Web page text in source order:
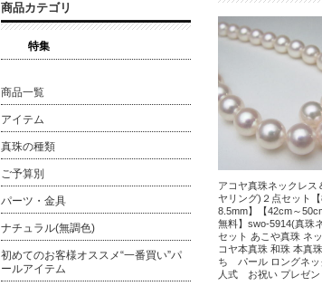
アコヤ真珠ネックレス
ヤリング)２点セット
8.5mm】【42cm～
無料】swo-5914(真珠
セット あこや真珠 ネ
コヤ本真珠 和珠 本真
ち パール ロングネッ
人式 お祝い プレゼン
商品カテゴリ
特集
商品一覧
アイテム
真珠の種類
ご予算別
パーツ・金具
ナチュラル(無調色)
初めてのお客様オススメ“一番買い”パ
ールアイテム